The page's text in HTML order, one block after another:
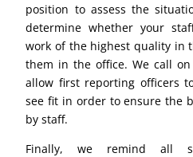
position to assess the
determine whether your
work of the highest quality in
them in the office. We call
allow first reporting officers
see fit in order to ensure the
by staff.
Finally, we remind all